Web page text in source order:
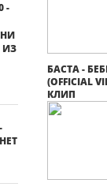
-
ИЗ
БАСТА -
(OFFICIAL
КЛИП